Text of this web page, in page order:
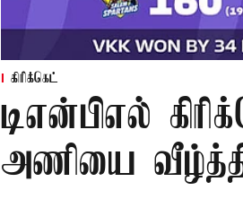
கிரிக்கெட்
டிஎன்பிஎல்
அணியை